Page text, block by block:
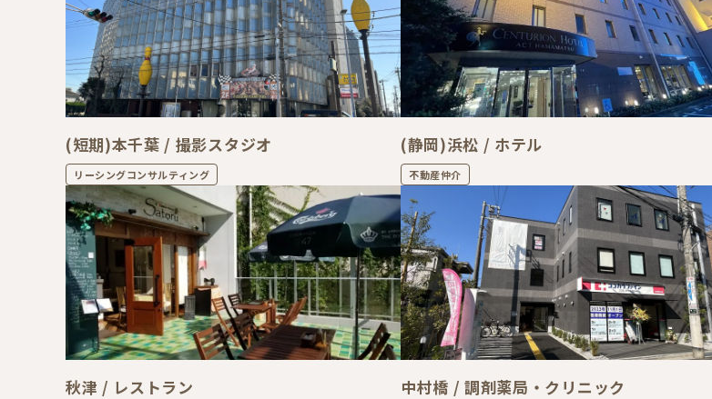
(短期)本千葉 / 撮影スタジオ
リーシングコンサルティング
(静岡)浜松 / ホテル
不動産仲介
秋津 / レストラン 中村橋 / 調剤薬局・クリニック